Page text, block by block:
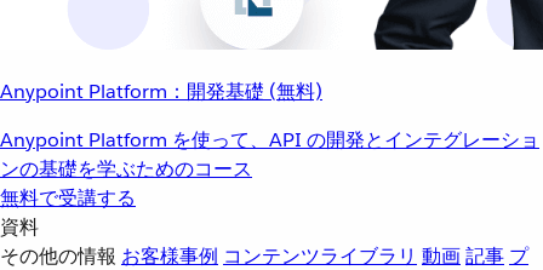
Anypoint Platform：開発基礎 (無料)
Anypoint Platform を使って、API の開発とインテグレーショ
ンの基礎を学ぶためのコース
無料で受講する
資料
その他の情報 お客様事例 コンテンツライブラリ 動画記事 プ